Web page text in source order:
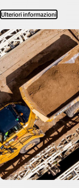
Ulteriori informazioni